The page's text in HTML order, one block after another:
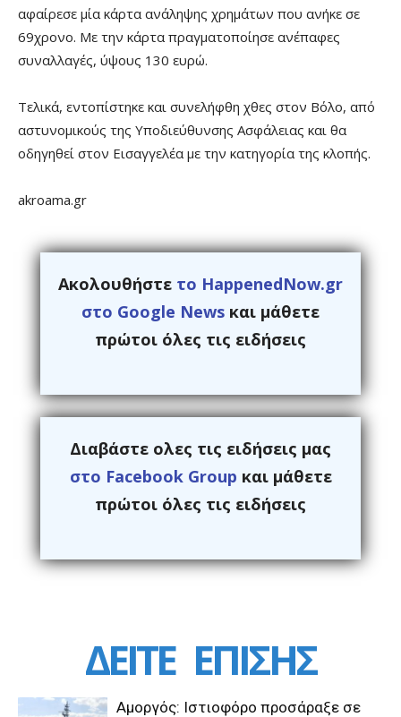
αφαίρεσε μία κάρτα ανάληψης χρημάτων που ανήκε σε
69χρονο. Με την κάρτα πραγματοποίησε ανέπαφες
συναλλαγές, ύψους 130 ευρώ.
Τελικά, εντοπίστηκε και συνελήφθη χθες στον Βόλο, από
αστυνομικούς της Υποδιεύθυνσης Ασφάλειας και θα
οδηγηθεί στον Εισαγγελέα με την κατηγορία της κλοπής.
akroama.gr
Ακολουθήστε το HappenedNow.gr
στο Google News και μάθετε
πρώτοι όλες τις ειδήσεις
Διαβάστε ολες τις ειδήσεις μας
στο Facebook Group και μάθετε
πρώτοι όλες τις ειδήσεις
ΔΕΙΤΕ ΕΠΙΣΗΣ
Αμοργός: Ιστιοφόρο προσάραξε σε